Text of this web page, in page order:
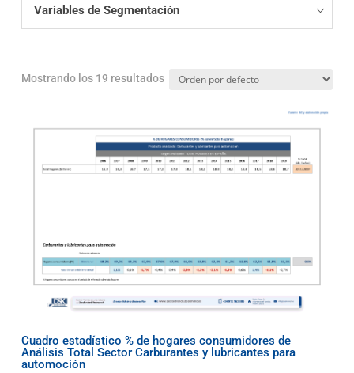
Variables de Segmentación
Mostrando los 19 resultados
Cuadro estadístico % de hogares consumidores de
Análisis Total Sector Carburantes y lubricantes para
automoción